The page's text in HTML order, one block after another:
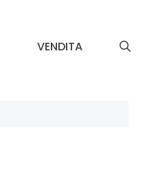
VENDITA